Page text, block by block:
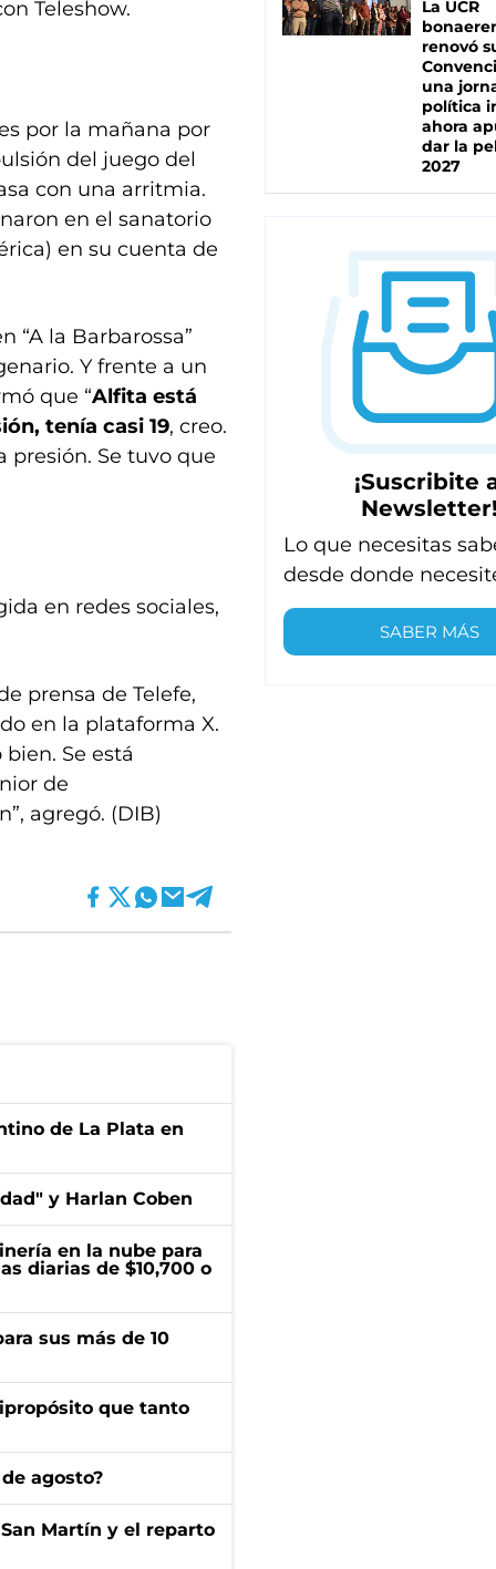
Teleshow.
por la mañana por
del juego del
con una arritmia.
en el sanatorio
en su cuenta de
“A la Barbarossa”
Y frente a un
que “Alfita está
tenía casi 19, creo.
presión. Se tuvo que
en redes sociales,
prensa de Telefe,
en la plataforma X.
Se está
de
agregó. (DIB)
de La Plata en
y Harlan Coben
en la nube para
diarias de $10,700 o
sus más de 10
que tanto
agosto?
Martín y el reparto
La UCR
renovó
una
política
ahora
dar la
2027
¡Suscribite
Lo que necesitas
desde donde
SABER MÁS